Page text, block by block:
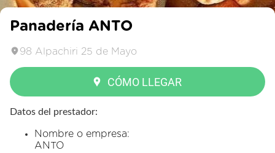
Panadería ANTO
98 Alpachiri 25 de Mayo
CÓMO LLEGAR
Datos del prestador:
Nombre o empresa:
ANTO